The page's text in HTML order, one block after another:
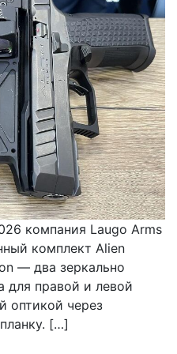
компания Laugo Arms
комплект Alien
— два зеркально
для правой и левой
оптикой через
[…]